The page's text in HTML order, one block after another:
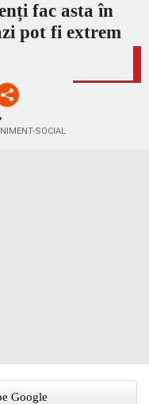
fac asta în
pot fi extrem
SOCIAL
Google